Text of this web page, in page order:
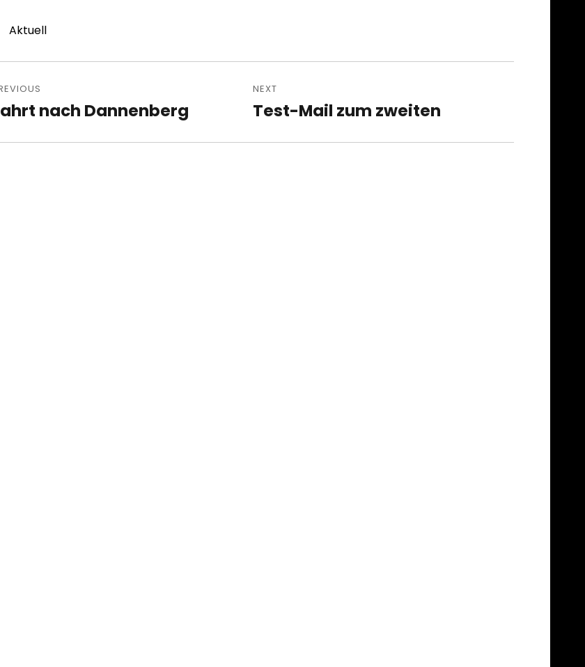
Aktuell
nach Dannenberg
NEXT
Next
Test-Mail zum zweiten